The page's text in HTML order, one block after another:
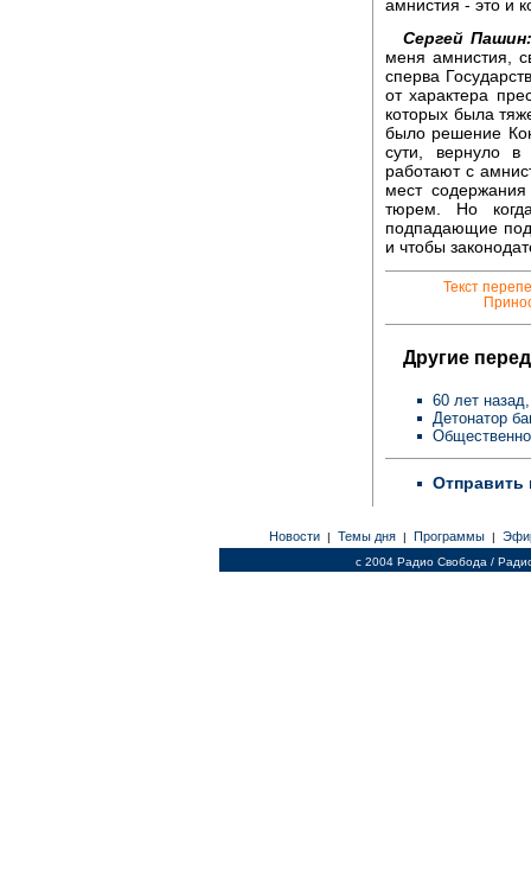
амнистия - это и
Сергей Пашин:
меня амнистия,
сперва
от характера
которых была
было решение
сути, вернуло
работают с
мест
тюрем. Но
подпадающие под
и чтобы
Текст
Другие
60 лет
Детонатор
Отправить
Новости | Темы дня | Программы |
c 2004 Радио Свобода /